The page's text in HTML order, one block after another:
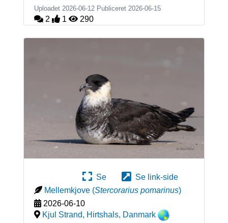
Uploadet 2026-06-12 Publiceret 2026-06-15
2 1 290
Se
Se link-side
Mellemkjove (Stercorarius pomarinus)
2026-06-10
Kjul Strand, Hirtshals, Danmark